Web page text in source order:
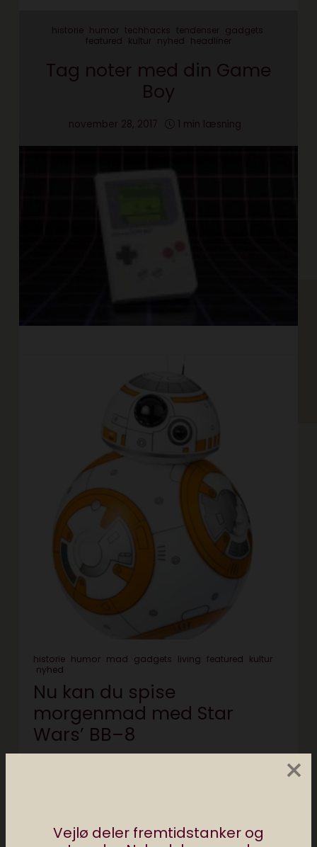
Vejlø deler fremtidstanker og
×
historie humor techhacks tendenser gadgets
featured kultur nyhed headliner
Tag noter med din Game
Boy
november 28, 2017 1 min læsning
historie humor mad gadgets living featured kultur
nyhed
Nu kan du spise
morgenmad med Star
Wars’ BB–8